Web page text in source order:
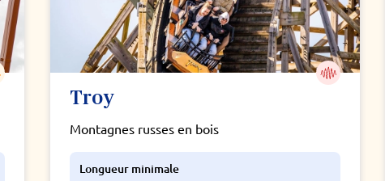
Troy
Montagnes russes en bois
Longueur minimale